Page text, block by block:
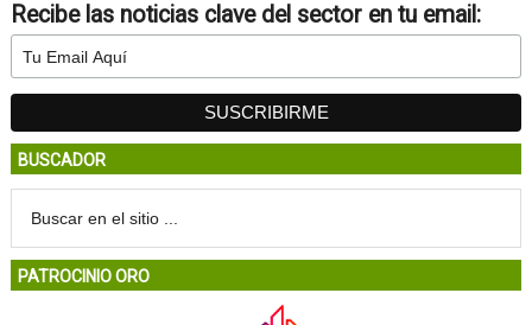
Recibe las noticias clave del sector en tu email:
BUSCADOR
PATROCINIO ORO